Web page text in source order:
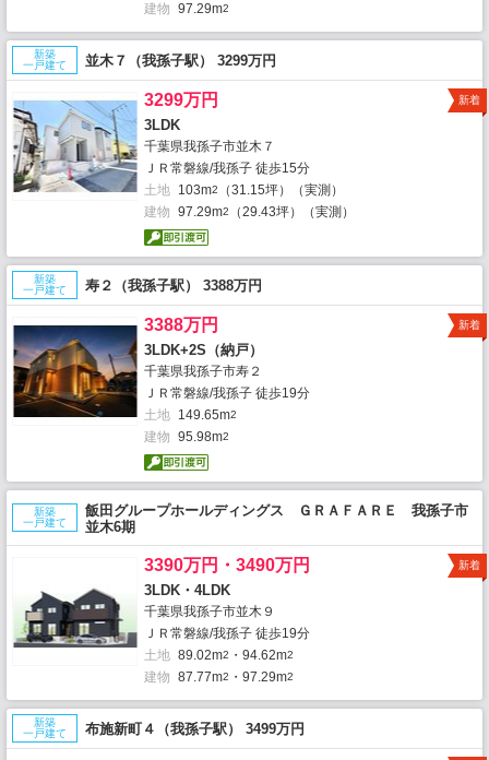
建物 97.29m2
新築
一戸建て
並木７（我孫子駅） 3299万円
3299万円
3LDK
千葉県我孫子市並木７
ＪＲ常磐線/我孫子 徒歩15分
土地 103m2
（31.15坪）（実測）
建物 97.29m2 （29.43坪）（実測）
新着
新築
一戸建て
寿２（我孫子駅） 3388万円
3388万円
3LDK+2S（納戸）
千葉県我孫子市寿２
ＪＲ常磐線/我孫子 徒歩19分
土地 149.65m2
建物 95.98m2
新着
新築
一戸建て
飯田グループホールディングス ＧＲＡＦＡＲＥ 我孫子市
並木6期
3390万円・3490万円
3LDK・4LDK
千葉県我孫子市並木９
ＪＲ常磐線/我孫子 徒歩19分
土地 89.02m2 ・94.62m2
建物 87.77m2 ・97.29m2
新着
新築
一戸建て
布施新町４（我孫子駅） 3499万円